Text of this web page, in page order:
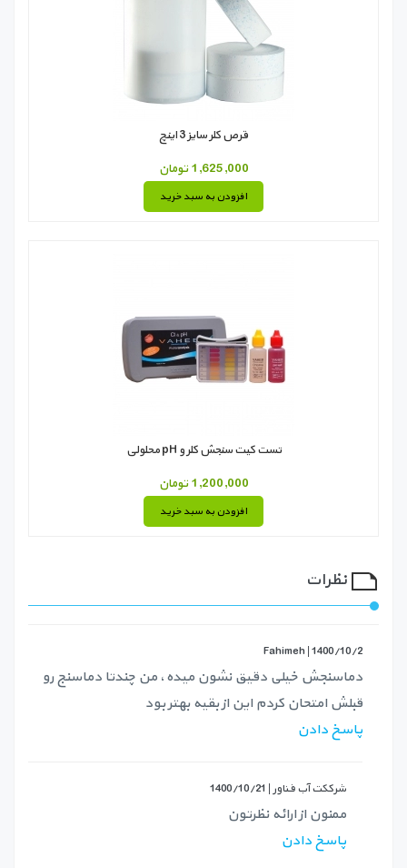
قرص کلر سایز 3 اینچ
1,625,000 تومان
افزودن به سبد خرید
تست کیت سنجش کلر و pH محلولی
1,200,000 تومان
افزودن به سبد خرید
نظرات
Fahimeh |1400/10/2
دماسنجش خیلی دقیق نشون میده، من چندتا دماسنج رو
قبلش امتحان کردم این از بقیه بهتر بود
پاسخ دادن
شرککت آب فناور | 1400/10/21
ممنون از ارائه نظرتون
پاسخ دادن